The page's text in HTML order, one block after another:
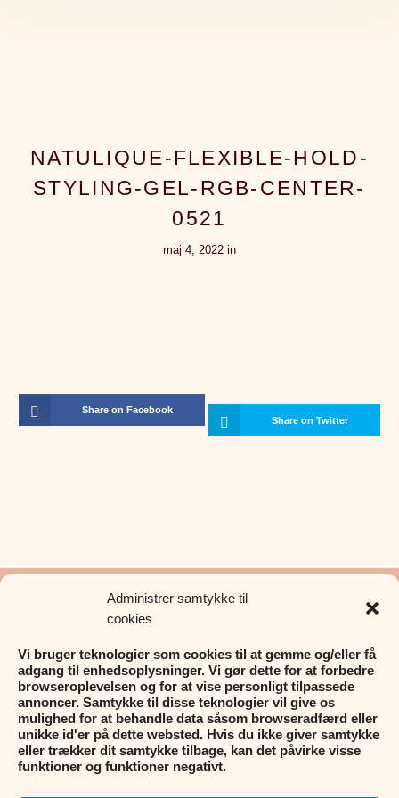
Administrer samtykke til
cookies
Vi bruger teknologier som cookies til at gemme og/eller få
adgang til enhedsoplysninger. Vi gør dette for at forbedre
browseroplevelsen og for at vise personligt tilpassede
annoncer. Samtykke til disse teknologier vil give os
mulighed for at behandle data såsom browseradfærd eller
unikke id'er på dette websted. Hvis du ikke giver samtykke
eller trækker dit samtykke tilbage, kan det påvirke visse
funktioner og funktioner negativt.
NATULIQUE-FLEXIBLE-HOLD-
STYLING-GEL-RGB-CENTER-
0521
maj 4, 2022 in
Share on Facebook
Share on Twitter
Kontakt
Karriere hos Pii
Privat Politik
Cookies
Handelsbetingelser